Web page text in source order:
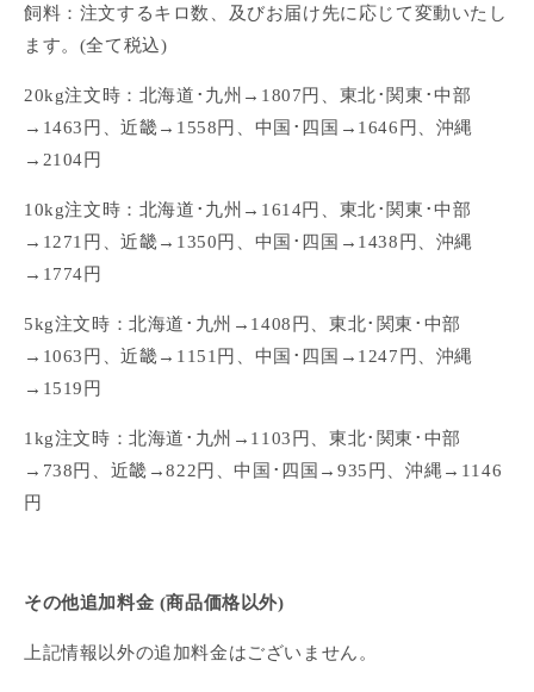
飼料：注文するキロ数、及びお届け先に応じて変動いたし
ます。(全て税込)
20kg注文時：北海道･九州→1807円、東北･関東･中部
→1463円、近畿→1558円、中国･四国→1646円、沖縄
→2104円
10kg注文時：北海道･九州→1614円、東北･関東･中部
→1271円、近畿→1350円、中国･四国→1438円、沖縄
→1774円
5kg注文時：北海道･九州→1408円、東北･関東･中部
→1063円、近畿→1151円、中国･四国→1247円、沖縄
→1519円
1kg注文時：北海道･九州→1103円、東北･関東･中部
→738円、近畿→822円、中国･四国→935円、沖縄→1146
円
その他追加料金 (商品価格以外)
上記情報以外の追加料金はございません。